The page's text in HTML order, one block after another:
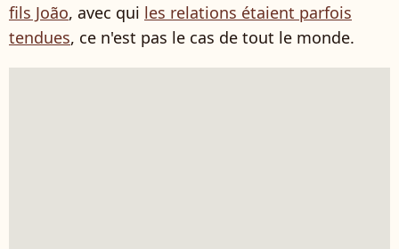
fils João, avec qui les relations étaient parfois
tendues, ce n'est pas le cas de tout le monde.